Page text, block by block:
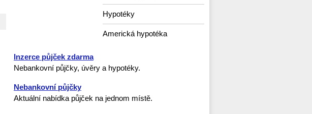
Hypotéky
Americká hypotéka
Inzerce půjček zdarma
Nebankovní půjčky, úvěry a hypotéky.
Nebankovní půjčky
Aktuální nabídka půjček na jednom místě.